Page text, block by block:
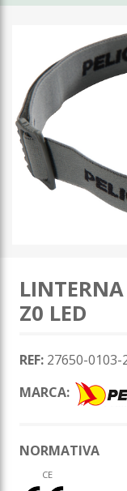
Z0 LED
REF: 27650-0103-
MARCA:
NORMATIVA
CE